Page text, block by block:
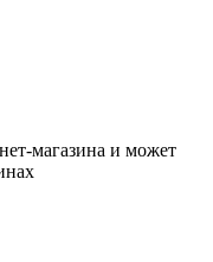
магазина и может